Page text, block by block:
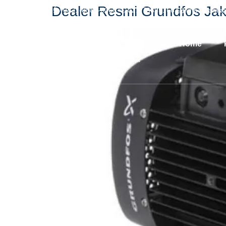
0821-8084-0066 021-73885166
Home
Dealer Resmi Grundfos